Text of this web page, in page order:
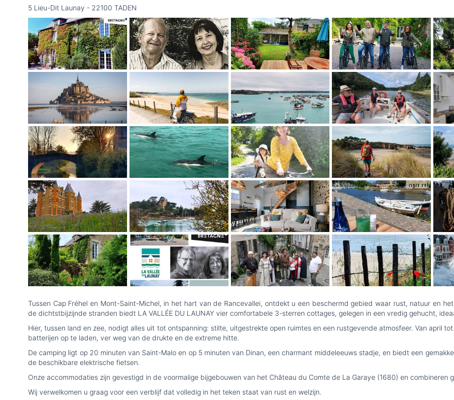
5 Lieu-Dit Launay - 22100 TADEN
Tussen Cap Fréhel en Mont-Saint-Michel, in het hart van de Rancevallei, ontdekt u een beschermd gebied waar rust, natuur en
de dichtstbijzijnde stranden biedt LA VALLÉE DU LAUNAY vier comfortabele 3-sterren cottages, gelegen in een vredig gehucht,
Hier, tussen land en zee, nodigt alles uit tot ontspanning: stilte, uitgestrekte open ruimtes en een rustgevende atmosfeer. Van april
batterijen op te laden, ver weg van de drukte en de extreme hitte.
De camping ligt op 20 minuten van Saint-Malo en op 5 minuten van Dinan, een charmant middeleeuws stadje, en biedt een
de beschikbare elektrische fietsen.
Onze accommodaties zijn gevestigd in de voormalige bijgebouwen van het Château du Comte de La Garaye (1680) en combineren
Wij verwelkomen u graag voor een verblijf dat volledig in het teken staat van rust en welzijn.